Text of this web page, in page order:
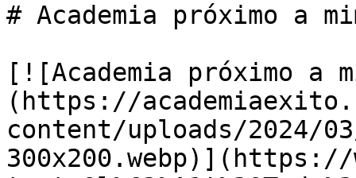
# Academia próximo a
[![Academia próximo a
(https://
content/uploads/2024/
300x200.webp)](https://